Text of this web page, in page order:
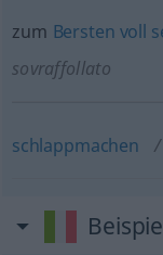
zum Bersten voll
sovraffollato
schlappmachen